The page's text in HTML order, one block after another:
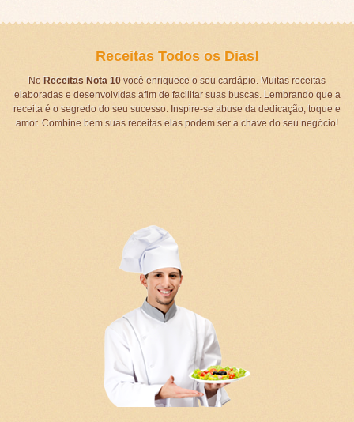
Receitas Todos os Dias!
No Receitas Nota 10você enriquece o seu cardápio. Muitas receitas
elaboradas e desenvolvidas afim de facilitar suas buscas. Lembrando que a
receita é o segredo do seu sucesso. Inspire-se abuse da dedicação, toque e
amor. Combine bem suas receitas elas podem ser a chave do seu negócio!